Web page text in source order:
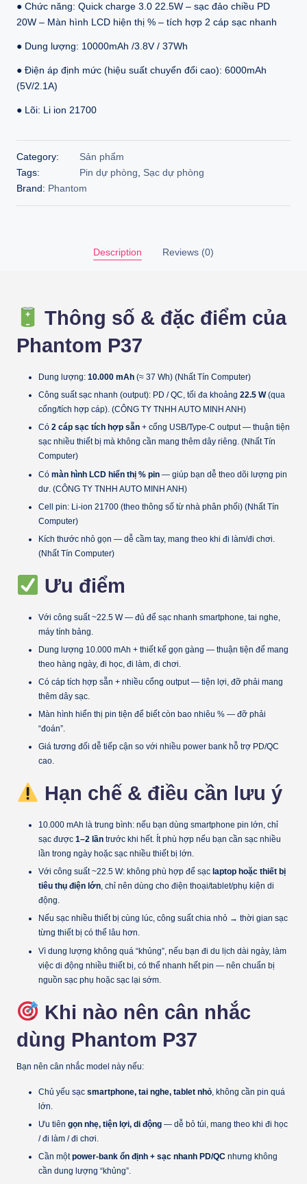
● Chức năng: Quick charge 3.0 22.5W – sạc đảo chiều PD
20W – Màn hình LCD hiện thị % – tích hợp 2 cáp sạc nhanh
● Dung lượng: 10000mAh /3.8V / 37Wh
● Điện áp định mức (hiệu suất chuyển đổi cao): 6000mAh
(5V/2.1A)
● Lõi: Li ion 21700
Category:
Sản phẩm
Tags:
Pin dự phòng, Sạc dự phòng
Brand: Phantom
Description Reviews (0)
Thông số & đặc điểm của
Phantom P37
Dung lượng: 10.000 mAh (≈ 37 Wh) (Nhất Tín Computer)
Công suất sạc nhanh (output): PD / QC, tối đa khoảng 22.5 W(qua
cổng/tích hợp cáp). (CÔNG TY TNHH AUTO MINH ANH)
Có 2 cáp sạc tích hợp sẵn + cổng USB/Type-C output — thuận tiện
sạc nhiều thiết bị mà không cần mang thêm dây riêng. (Nhất Tín
Computer)
Có màn hình LCD hiển thị % pin — giúp bạn dễ theo dõi lượng pin
dư. (CÔNG TY TNHH AUTO MINH ANH)
Cell pin: Li-ion 21700 (theo thông số từ nhà phân phối) (Nhất Tín
Computer)
Kích thước nhỏ gọn — dễ cầm tay, mang theo khi đi làm/đi chơi.
(Nhất Tín Computer)
Ưu điểm
Với công suất ~22.5 W — đủ để sạc nhanh smartphone, tai nghe,
máy tính bảng.
Dung lượng 10.000 mAh + thiết kế gọn gàng — thuận tiện để mang
theo hàng ngày, đi học, đi làm, đi chơi.
Có cáp tích hợp sẵn + nhiều cổng output — tiện lợi, đỡ phải mang
thêm dây sạc.
Màn hình hiển thị pin tiện để biết còn bao nhiêu % — đỡ phải
“đoán”.
Giá tương đối dễ tiếp cận so với nhiều power bank hỗ trợ PD/QC
cao.
Hạn chế & điều cần lưu ý
10.000 mAh là trung bình: nếu bạn dùng smartphone pin lớn, chỉ
sạc được 1–2 lần trước khi hết. Ít phù hợp nếu bạn cần sạc nhiều
lần trong ngày hoặc sạc nhiều thiết bị lớn.
Với công suất ~22.5 W: không phù hợp để sạc laptop hoặc thiết bị
tiêu thụ điện lớn, chỉ nên dùng cho điện thoại/tablet/phụ kiện di
động.
Nếu sạc nhiều thiết bị cùng lúc, công suất chia nhỏ → thời gian sạc
từng thiết bị có thể lâu hơn.
Vì dung lượng không quá “khủng”, nếu bạn đi du lịch dài ngày, làm
việc di động nhiều thiết bị, có thể nhanh hết pin — nên chuẩn bị
nguồn sạc phụ hoặc sạc lại sớm.
Khi nào nên cân nhắc
dùng Phantom P37
Bạn nên cân nhắc model này nếu:
Chủ yếu sạc smartphone, tai nghe, tablet nhỏ, không cần pin quá
lớn.
Ưu tiên gọn nhẹ, tiện lợi, di động — dễ bỏ túi, mang theo khi đi học
/ đi làm / đi chơi.
Cần mộtpower-bank ổn định + sạc nhanh PD/QC nhưng không
cần dung lượng “khủng”.